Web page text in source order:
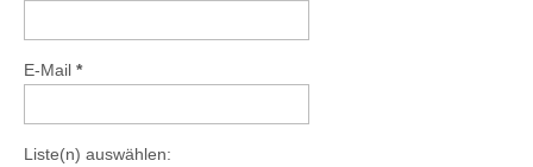
E-Mail *
Liste(n) auswählen: